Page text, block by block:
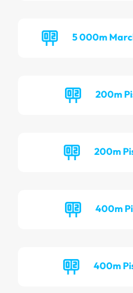
5 000m
200m
200m
400m
400m